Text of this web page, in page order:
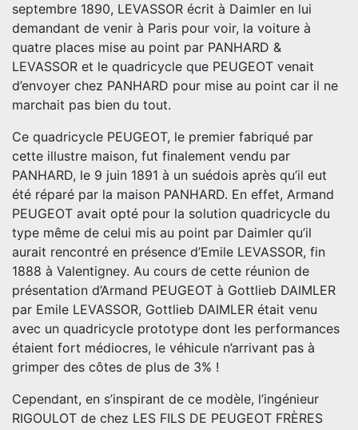
septembre 1890, LEVASSOR écrit à Daimler en lui
demandant de venir à Paris pour voir, la voiture à
quatre places mise au point par PANHARD &
LEVASSOR et le quadricycle que PEUGEOT venait
d’envoyer chez PANHARD pour mise au point car il ne
marchait pas bien du tout.
Ce quadricycle PEUGEOT, le premier fabriqué par
cette illustre maison, fut finalement vendu par
PANHARD, le 9 juin 1891 à un suédois après qu’il eut
été réparé par la maison PANHARD. En effet, Armand
PEUGEOT avait opté pour la solution quadricycle du
type même de celui mis au point par Daimler qu’il
aurait rencontré en présence d’Emile LEVASSOR, fin
1888 à Valentigney. Au cours de cette réunion de
présentation d’Armand PEUGEOT à Gottlieb DAIMLER
par Emile LEVASSOR, Gottlieb DAIMLER était venu
avec un quadricycle prototype dont les performances
étaient fort médiocres, le véhicule n’arrivant pas à
grimper des côtes de plus de 3% !
Cependant, en s’inspirant de ce modèle, l’ingénieur
RIGOULOT de chez LES FILS DE PEUGEOT FRÈRES